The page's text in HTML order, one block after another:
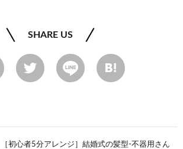
SHARE US
［初心者5分アレンジ］結婚式の髪型-不器用さん